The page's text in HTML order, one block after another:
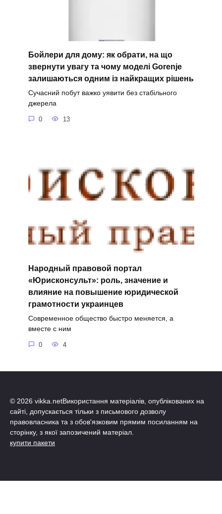
Бойлери для дому: як обрати, на що
звернути увагу та чому моделі Gorenje
залишаються одним із найкращих рішень
Сучасний побут важко уявити без стабільного
джерела
0 13
Народный правовой портал
«Юрисконсульт»: роль, значение и
влияние на повышение юридической
грамотности украинцев
Современное общество быстро меняется, а
вместе с ним
0 4
© 2026 vikka.netВикористання матеріалів, опублікованих на
сайті, допускається тільки з письмового дозволу
правовласника та з обов'язковим прямим посиланням на
сторінку, з якої запозичений матеріал.
купити пакети